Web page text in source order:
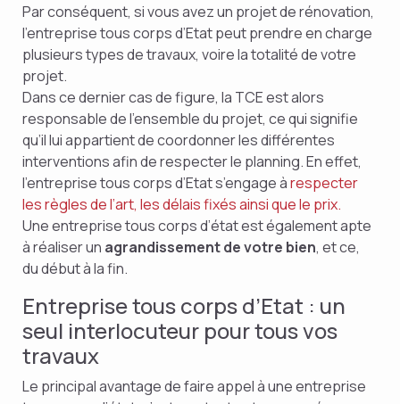
Par conséquent, si vous avez un projet de rénovation,
l’entreprise tous corps d’Etat peut prendre en charge
plusieurs types de travaux, voire la totalité de votre
projet.
Dans ce dernier cas de figure, la TCE est alors
responsable de l’ensemble du projet, ce qui signifie
qu’il lui appartient de coordonner les différentes
interventions afin de respecter le planning. En effet,
l’entreprise tous corps d’Etat s’engage àrespecter
les règles de l’art, les délais fixés ainsi que le prix.
Une entreprise tous corps d’état est également apte
à réaliser un agrandissement de votre bien, et ce,
du début à la fin.
Entreprise tous corps d’Etat : un
seul interlocuteur pour tous vos
travaux
Le principal avantage de faire appel à une entreprise